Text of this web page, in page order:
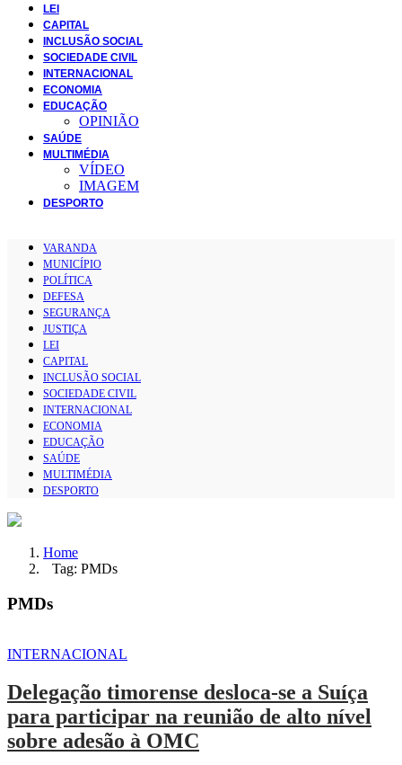
LEI
CAPITAL
INCLUSÃO SOCIAL
SOCIEDADE CIVIL
INTERNACIONAL
ECONOMIA
EDUCAÇÃO
OPINIÃO
SAÚDE
MULTIMÉDIA
VÍDEO
IMAGEM
DESPORTO
VARANDA
MUNICÍPIO
POLÍTICA
DEFESA
SEGURANÇA
JUSTIÇA
LEI
CAPITAL
INCLUSÃO SOCIAL
SOCIEDADE CIVIL
INTERNACIONAL
ECONOMIA
EDUCAÇÃO
SAÚDE
MULTIMÉDIA
DESPORTO
Home
Tag: PMDs
PMDs
INTERNACIONAL
Delegação timorense desloca-se a Suíça
para participar na reunião de alto nível
sobre adesão à OMC